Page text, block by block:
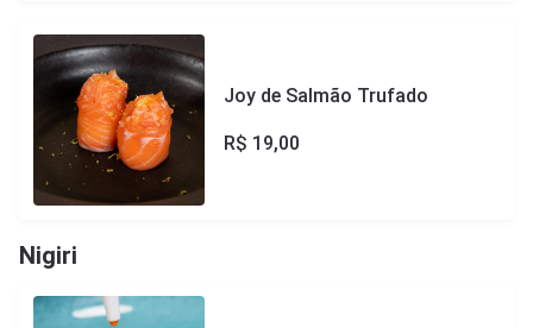
Joy de Salmão Trufado
R$ 19,00
Nigiri